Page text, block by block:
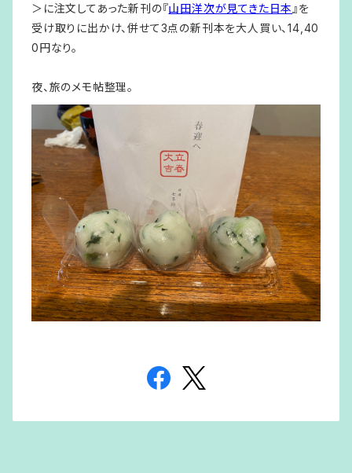
＞に注文してあった新刊の『山田洋次が見てきた日本 』を
受け取りに出かけ、併せて3点の新刊本を大人買い、14,40
0円なり。
夜、旅のメモ帖整理。